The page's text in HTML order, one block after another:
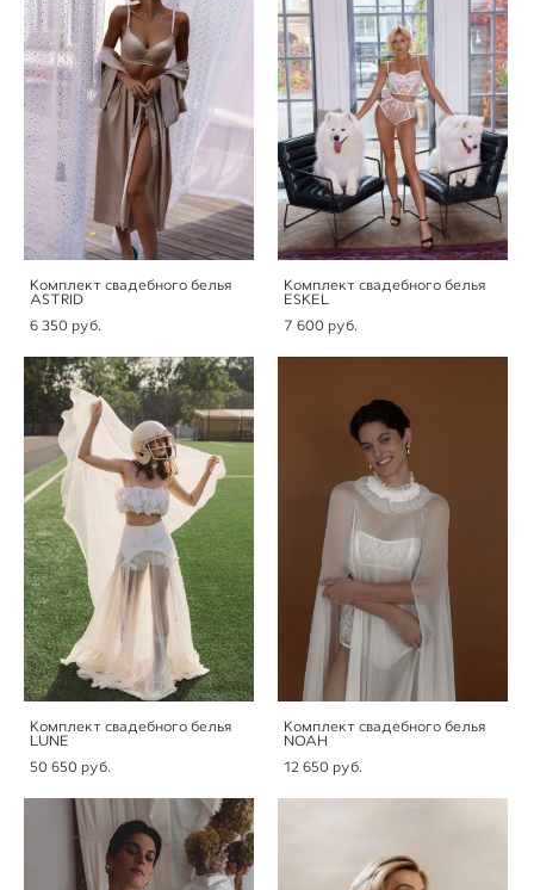
Комплект свадебного белья
ASTRID
6 350 pуб.
Комплект свадебного белья
ESKEL
7 600 pуб.
Комплект свадебного белья
LUNE
50 650 pуб.
Комплект свадебного белья
NOAH
12 650 pуб.